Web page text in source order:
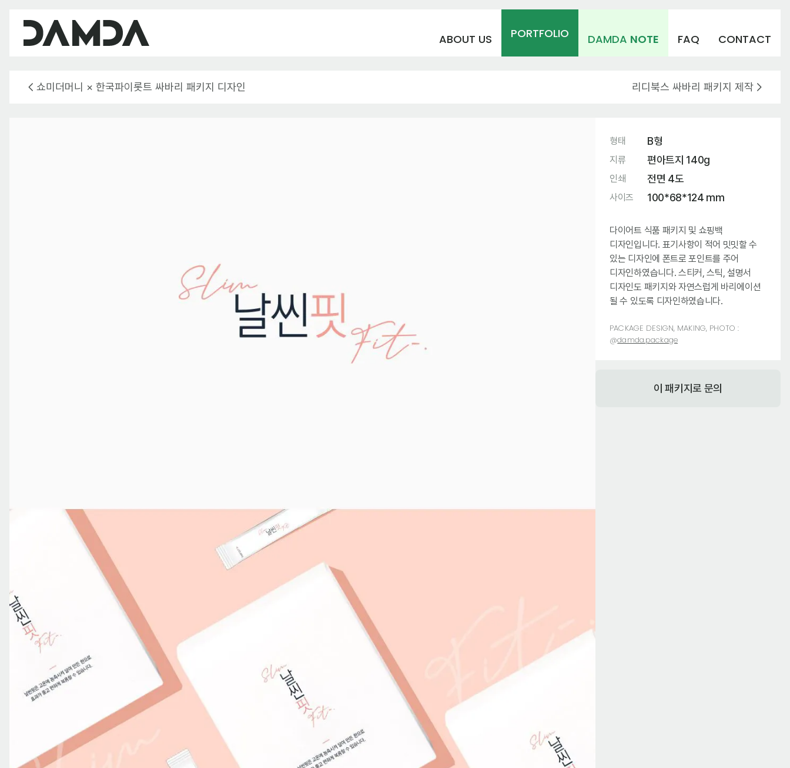
ABOUT US PORTFOLIO DAMDA NOTE FAQ CONTACT
쇼미더머니 × 한국파이롯트 싸바리 패키지 디자인 리디북스 싸바리 패키지 제작
형태 B형
지류 편아트지 140g
인쇄 전면 4도
사이즈 100*68*124 mm
다이어트 식품 패키지 및 쇼핑백
디자인입니다. 표기사항이 적어 밋밋할 수
있는 디자인에 폰트로 포인트를 주어
디자인하였습니다. 스티커, 스틱, 설명서
디자인도 패키지와 자연스럽게 바리에이션
될 수 있도록 디자인하였습니다.
PACKAGE DESIGN, MAKING, PHOTO :
@damda.package
이 패키지로 문의